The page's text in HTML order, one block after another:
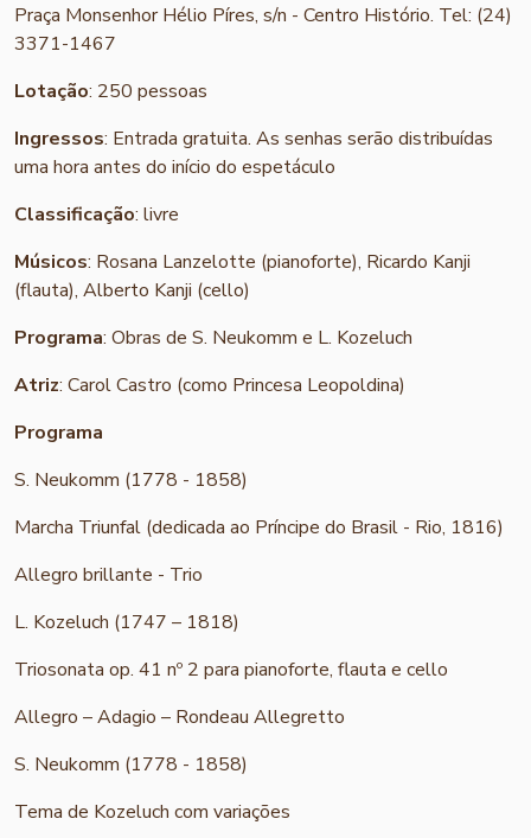
Praça Monsenhor Hélio Píres, s/n - Centro Histório. Tel: (24)
3371-1467
Lotação: 250 pessoas
Ingressos: Entrada gratuita. As senhas serão distribuídas
uma hora antes do início do espetáculo
Classificação: livre
Músicos: Rosana Lanzelotte (pianoforte), Ricardo Kanji
(flauta), Alberto Kanji (cello)
Programa: Obras de S. Neukomm e L. Kozeluch
Atriz: Carol Castro (como Princesa Leopoldina)
Programa
S. Neukomm (1778 - 1858)
Marcha Triunfal (dedicada ao Príncipe do Brasil - Rio, 1816)
Allegro brillante - Trio
L. Kozeluch (1747 – 1818)
Triosonata op. 41 nº 2 para pianoforte, flauta e cello
Allegro – Adagio – Rondeau Allegretto
S. Neukomm (1778 - 1858)
Tema de Kozeluch com variações